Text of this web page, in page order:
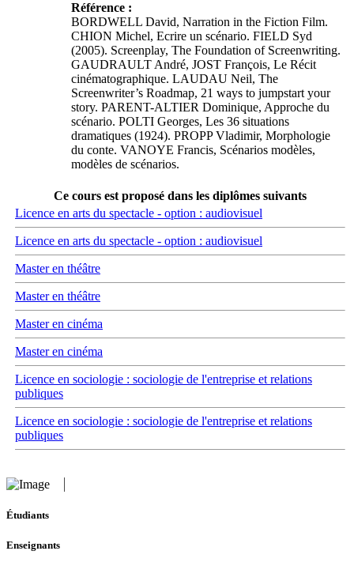
Référence :
BORDWELL David, Narration in the Fiction Film.
CHION Michel, Ecrire un scénario. FIELD Syd
(2005). Screenplay, The Foundation of Screenwriting.
GAUDRAULT André, JOST François, Le Récit
cinématographique. LAUDAU Neil, The
Screenwriter’s Roadmap, 21 ways to jumpstart your
story. PARENT-ALTIER Dominique, Approche du
scénario. POLTI Georges, Les 36 situations
dramatiques (1924). PROPP Vladimir, Morphologie
du conte. VANOYE Francis, Scénarios modèles,
modèles de scénarios.
Ce cours est proposé dans les diplômes suivants
Licence en arts du spectacle - option : audiovisuel
Licence en arts du spectacle - option : audiovisuel
Master en théâtre
Master en théâtre
Master en cinéma
Master en cinéma
Licence en sociologie : sociologie de l'entreprise et relations
publiques
Licence en sociologie : sociologie de l'entreprise et relations
publiques
Étudiants
Enseignants